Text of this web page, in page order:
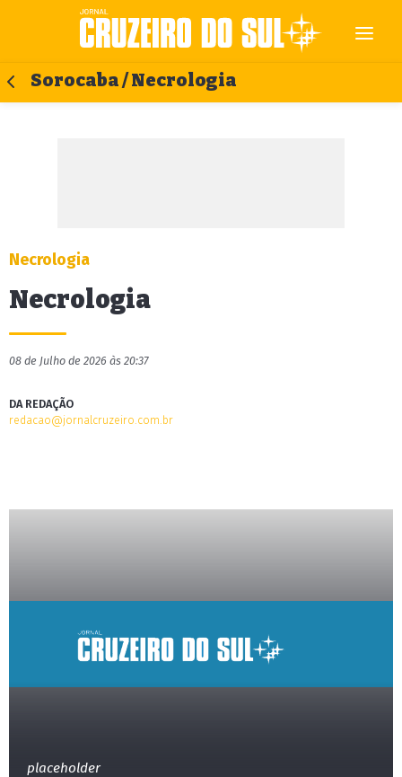
Sorocaba / Necrologia
Necrologia
Necrologia
08 de Julho de 2026 às 20:37
DA REDAÇÃO
redacao@jornalcruzeiro.com.br
placeholder